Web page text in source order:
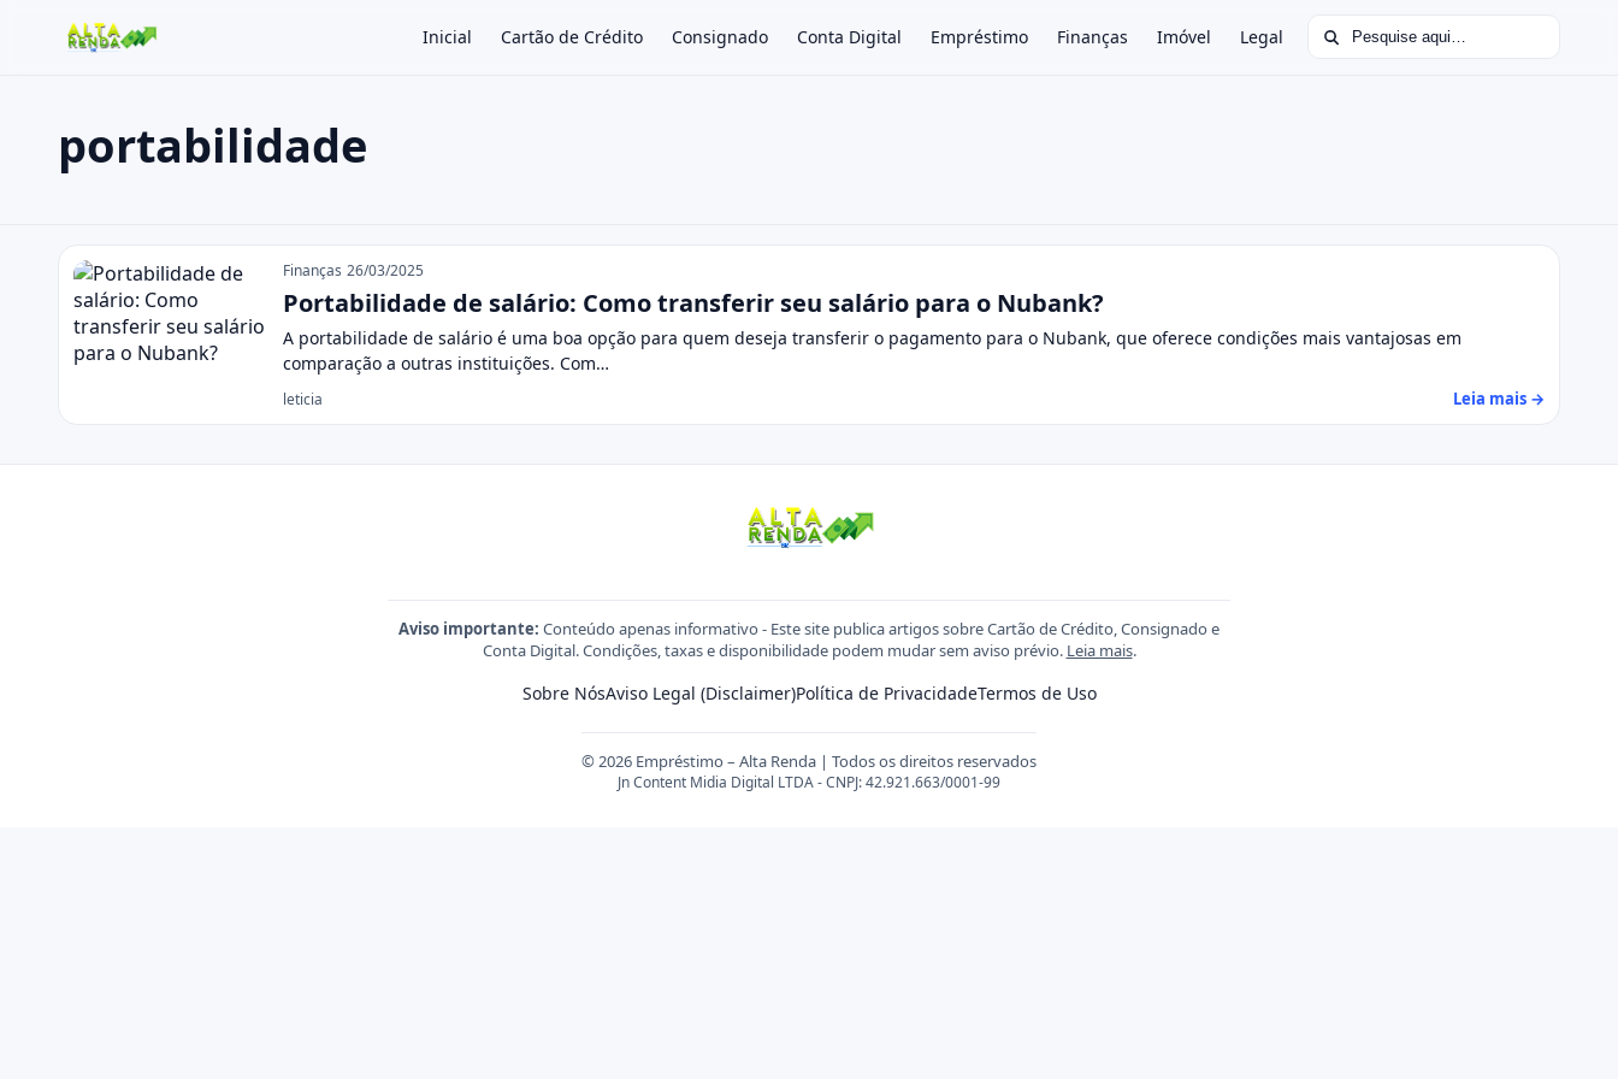
Inicial Cartão de Crédito Consignado Conta Digital Empréstimo Finanças Imóvel Legal Buscar por:
Buscar no site
Pressione Enter para buscar ou ESC para fechar.
portabilidade
portabilidade Finanças 26/03/2025
Portabilidade de salário: Como transferir seu salário para o Nubank?
A portabilidade de salário é uma boa opção para quem deseja transferir o pagamento para o Nubank, que oferece condições mais vantajosas em
comparação a outras instituições. Com…
leticia Leia mais →
Aviso importante: Conteúdo apenas informativo - Este site publica artigos sobre Cartão de Crédito, Consignado e
Conta Digital. Condições, taxas e disponibilidade podem mudar sem aviso prévio. Leia mais.
Sobre NósAviso Legal (Disclaimer)Política de PrivacidadeTermos de Uso
© 2026 Empréstimo – Alta Renda | Todos os direitos reservados
Jn Content Midia Digital LTDA - CNPJ: 42.921.663/0001-99